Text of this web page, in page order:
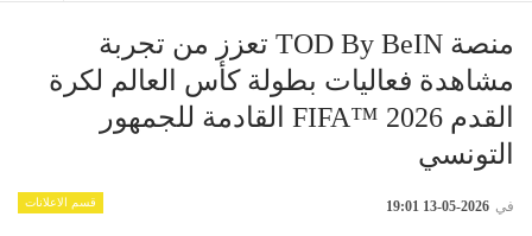
منصة TOD By BeIN تعزز من تجربة
مشاهدة فعاليات بطولة كأس العالم لكرة
القدم FIFA™ 2026 القادمة للجمهور
التونسي
قسم الاعلانات في 2026-05-13 19:01